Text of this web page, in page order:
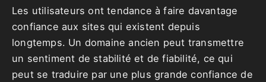
Les utilisateurs ont tendance à faire davantage
confiance aux sites qui existent depuis
longtemps. Un domaine ancien peut transmettre
un sentiment de stabilité et de fiabilité, ce qui
peut se traduire par une plus grande confiance de